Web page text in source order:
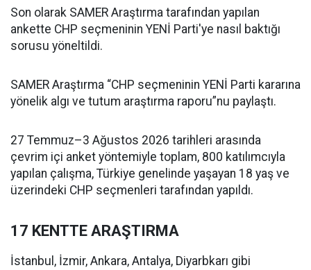
Son olarak SAMER Araştırma tarafından yapılan
ankette CHP seçmeninin YENİ Parti'ye nasıl baktığı
sorusu yöneltildi.
SAMER Araştırma “CHP seçmeninin YENİ Parti kararına
yönelik algı ve tutum araştırma raporu”nu paylaştı.
27 Temmuz–3 Ağustos 2026 tarihleri arasında
çevrim içi anket yöntemiyle toplam, 800 katılımcıyla
yapılan çalışma, Türkiye genelinde yaşayan 18 yaş ve
üzerindeki CHP seçmenleri tarafından yapıldı.
17 KENTTE ARAŞTIRMA
İstanbul, İzmir, Ankara, Antalya, Diyarbkarı gibi